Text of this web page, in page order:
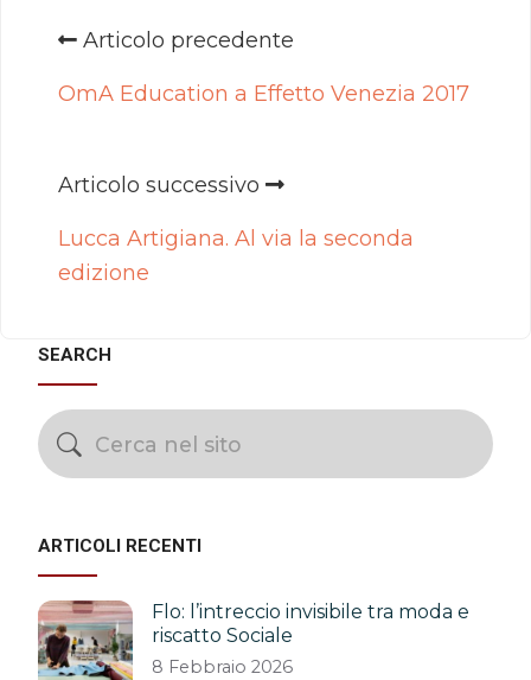
Articolo precedente
OmA Education a Effetto Venezia 2017
Articolo successivo
Lucca Artigiana. Al via la seconda
edizione
SEARCH
ARTICOLI RECENTI
Flo: l’intreccio invisibile tra moda e
riscatto Sociale
8 Febbraio 2026